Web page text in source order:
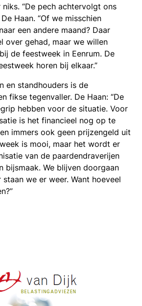
“De pech achtervolgt ons
Haan. “Of we misschien
een andere maand? Daar
over gehad, maar we willen
de feestweek in Eenrum. De
horen bij elkaar.”
en standhouders is de
fikse tegenvaller. De Haan: “De
hebben voor de situatie. Voor
is het financieel nog op te
immers ook geen prijzengeld uit
is mooi, maar het wordt er
van de paardendraverijen
bijsmaak. We blijven doorgaan
staan we er weer. Want hoeveel